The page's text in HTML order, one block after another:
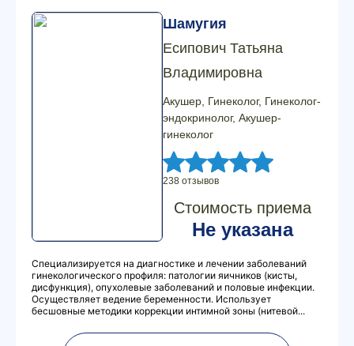
Шамугия
Есипович Татьяна
Владимировна
Акушер, Гинеколог, Гинеколог-
эндокринолог, Акушер-
гинеколог
238 отзывов
Стоимость приема
Не указана
Специализируется на диагностике и лечении заболеваний
гинекологического профиля: патологии яичников (кисты,
дисфункция), опухолевые заболеваний и половые инфекции.
Осуществляет ведение беременности. Использует
бесшовные методики коррекции интимной зоны (нитевой...